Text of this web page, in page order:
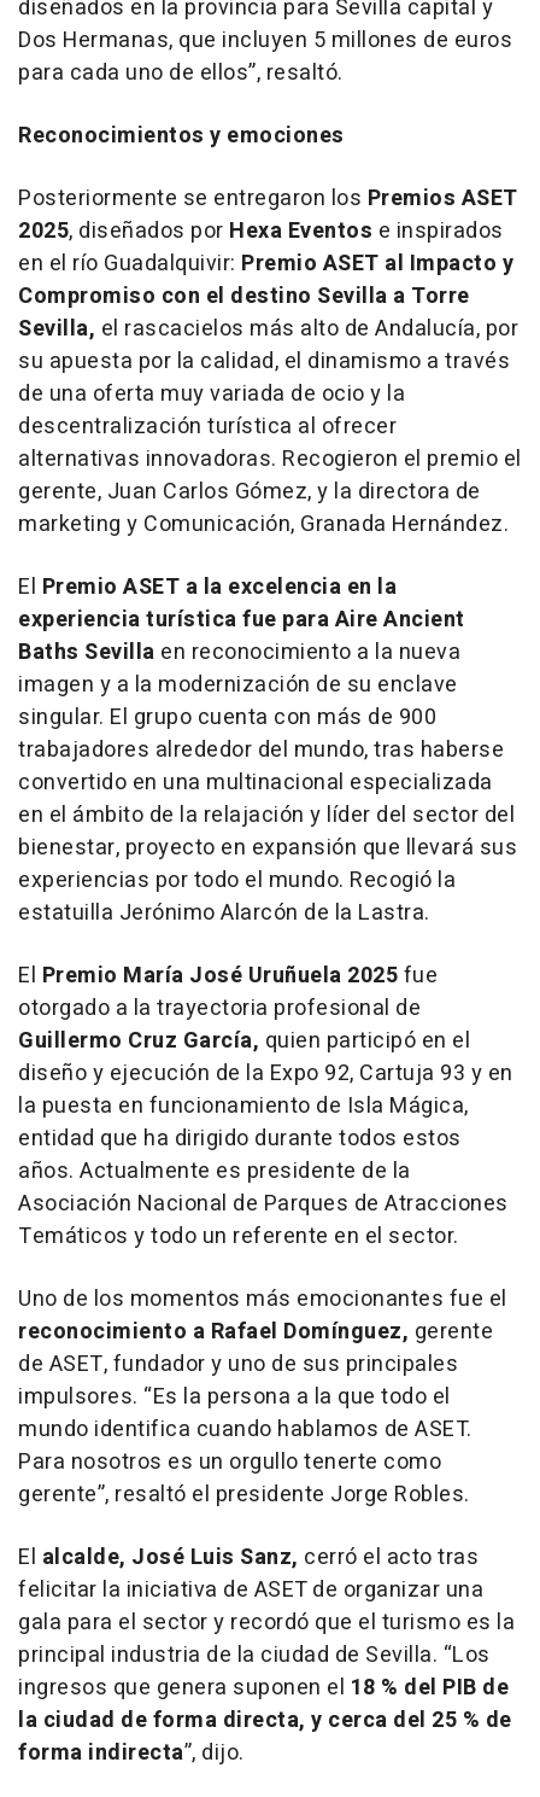
diseñados en la provincia para Sevilla capital y
Dos Hermanas, que incluyen 5 millones de euros
para cada uno de ellos”, resaltó.
Reconocimientos y emociones
Posteriormente se entregaron los Premios ASET
2025, diseñados por Hexa Eventos e inspirados
en el río Guadalquivir: Premio ASET al Impacto y
Compromiso con el destino Sevilla a Torre
Sevilla, el rascacielos más alto de Andalucía, por
su apuesta por la calidad, el dinamismo a través
de una oferta muy variada de ocio y la
descentralización turística al ofrecer
alternativas innovadoras. Recogieron el premio el
gerente, Juan Carlos Gómez, y la directora de
marketing y Comunicación, Granada Hernández.
El Premio ASET a la excelencia en la
experiencia turística fue para Aire Ancient
Baths Sevilla en reconocimiento a la nueva
imagen y a la modernización de su enclave
singular. El grupo cuenta con más de 900
trabajadores alrededor del mundo, tras haberse
convertido en una multinacional especializada
en el ámbito de la relajación y líder del sector del
bienestar, proyecto en expansión que llevará sus
experiencias por todo el mundo. Recogió la
estatuilla Jerónimo Alarcón de la Lastra.
El Premio María José Uruñuela 2025fue
otorgado a la trayectoria profesional de
Guillermo Cruz García, quien participó en el
diseño y ejecución de la Expo 92, Cartuja 93 y en
la puesta en funcionamiento de Isla Mágica,
entidad que ha dirigido durante todos estos
años. Actualmente es presidente de la
Asociación Nacional de Parques de Atracciones
Temáticos y todo un referente en el sector.
Uno de los momentos más emocionantes fue el
reconocimiento a Rafael Domínguez, gerente
de ASET, fundador y uno de sus principales
impulsores. “Es la persona a la que todo el
mundo identifica cuando hablamos de ASET.
Para nosotros es un orgullo tenerte como
gerente”, resaltó el presidente Jorge Robles.
El alcalde, José Luis Sanz, cerró el acto tras
felicitar la iniciativa de ASET de organizar una
gala para el sector y recordó que el turismo es la
principal industria de la ciudad de Sevilla. “Los
ingresos que genera suponen el 18 % del PIB de
la ciudad de forma directa, y cerca del 25 % de
forma indirecta”, dijo.